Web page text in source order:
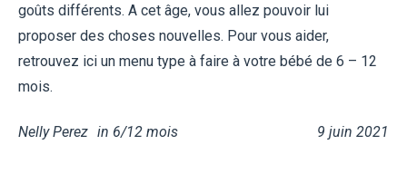
goûts différents. A cet âge, vous allez pouvoir lui
proposer des choses nouvelles. Pour vous aider,
retrouvez ici un menu type à faire à votre bébé de 6 – 12
mois.
9 juin 2021
Nelly Perez in 6/12 mois